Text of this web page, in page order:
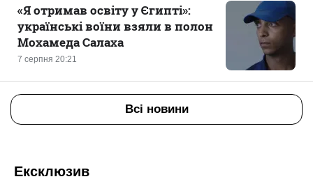
7 серпня 20:21
«Я отримав освіту у Єгипті»:
українські воїни взяли в полон
Мохамеда Салаха
Всі новини
Ексклюзив